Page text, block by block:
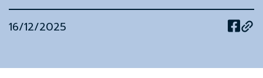
16/12/2025